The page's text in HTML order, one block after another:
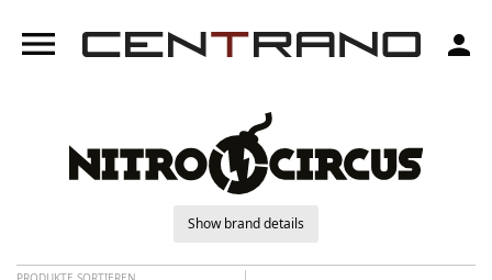
menu person
Show brand details